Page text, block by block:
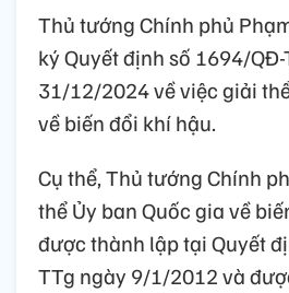
Thủ tướng Chính phủ
ký Quyết định số 1694/
31/12/2024 về việc giải
về biến đổi khí hậu.
Cụ thể, Thủ tướng Chính
thể Ủy ban Quốc gia về
được thành lập tại Quyết
TTg ngày 9/1/2012 và